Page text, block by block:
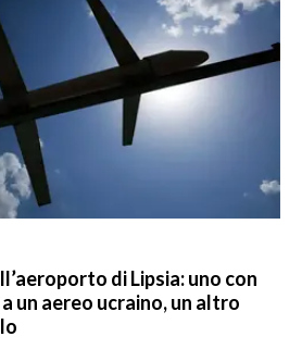
di Lipsia: uno con
un aereo ucraino, un altro